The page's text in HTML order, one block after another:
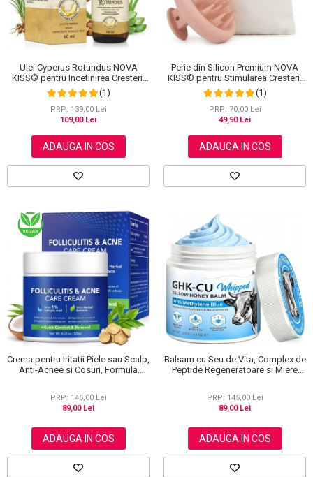
Ulei Cyperus Rotundus NOVA
KISS® pentru Incetinirea Cresterii
Parului Nedorit, 100% Natural,
Premium, 60 ml
(1)
PRP: 139,00 Lei
109,00 Lei
ADAUGA IN COS
Perie din Silicon Premium NOVA
KISS® pentru Stimularea Cresterii
Parului, Masajul Scalpului si
Spalarea Parului, cu Saculet
Bumbac
(1)
PRP: 70,00 Lei
49,90 Lei
ADAUGA IN COS
Crema pentru Iritatii Piele sau Scalp,
Anti-Acnee si Cosuri, Formula
PRP: 145,00 Lei
89,00 Lei
ADAUGA IN COS
Balsam cu Seu de Vita, Complex de
Peptide Regeneratoare si Miere
PRP: 145,00 Lei
89,00 Lei
ADAUGA IN COS